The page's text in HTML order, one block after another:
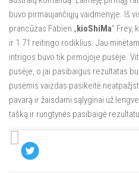
buvo pirmaujančiųjų vaidmenyje. Iš
prancūzas Fabien „kioShiMa“ Frey,
ir 1.71 reitingo rodiklius. Jau
intrigos buvo tik pirmojoje pusėje.
pusėje, o jai pasibaigus rezultatas
pusėmis vaizdas pasikeitė
pavarą ir žaisdami sąlyginai už
tašką ir rungtynės pasibaigė